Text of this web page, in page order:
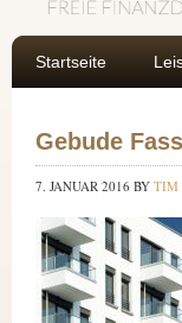
Startseite
Gebude
7. JANUAR 2016 BY TIM